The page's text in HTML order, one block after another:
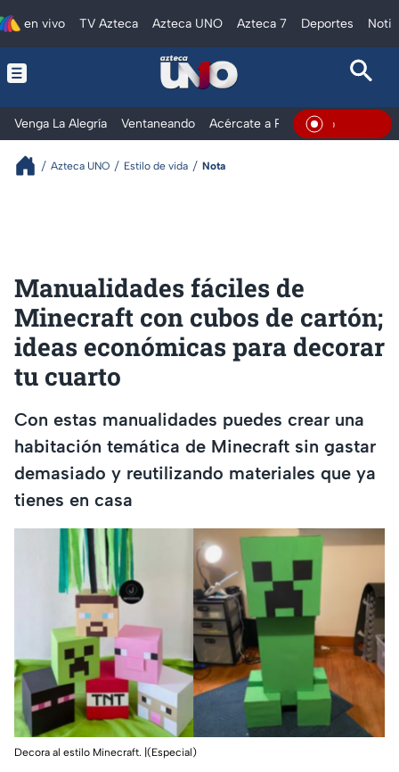
en vivo TV Azteca Azteca UNO Azteca 7 Deportes
Venga La Alegría Ventaneando Acércate a Rocío Al ExtremoEn Vivo
Azteca UNO Estilo de vida Nota
Manualidades fáciles de
Minecraft con cubos de cartón;
ideas económicas para decorar
tu cuarto
Con estas manualidades puedes crear una
habitación temática de Minecraft sin gastar
demasiado y reutilizando materiales que ya
tienes en casa
Decora al estilo Minecraft. |(Especial)